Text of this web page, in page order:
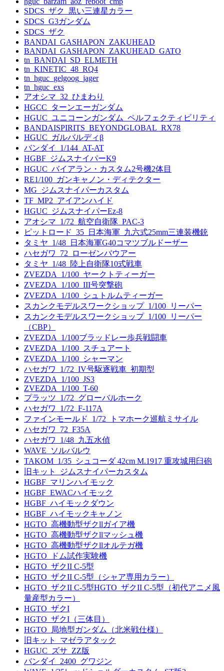
SDCS_ザク_黒い三連星カラー
SDCS_G3ガンダム
SDCS_ザク
BANDAI_GASHAPON_ZAKUHEAD
BANDAI_GASHAPON_ZAKUHEAD_GATO
tn_BANDAI_SD_ELMETH
tn_KINETIC_48_RQ4
tn_hguc_gelgoog_jager
tn_hguc_exs
アオシマ_32_ひまわり
HGCC_ターンエーガンダム
HGUC_ユニコーンガンダム_ペルフェクティビリティ
BANDAISPIRITS_BEYONDGLOBAL_RX78
HGUC_ガルバルディβ
バンダイ_1/144_AT-AT
HGBF_ジムスナイパーK9
HGUC_バイアラン・カスタム2号機2体目
RE1/100_ガンキャノン・ディテクター
MG_ジムスナイパーカスタム
TF_MP2_アイアンハイド
HGUC_ジムスナイパーEz-8
アオシマ_1/72_航空自衛隊_PAC-3
ピットロード_35_日本海軍_九六式25mm三連装機銃
タミヤ_1/48_日本海軍G40コマツブルドーザー
ハセガワ_72_ローゼンバウアー
タミヤ_1/48_陸上自衛隊10式戦車
ZVEZDA_1/100_ヤークトティーガー
ZVEZDA_1/100_III号突撃砲
ZVEZDA_1/100_シュトルムティーガー
スカンクモデルスワークショップ_1/100_リーパー
スカンクモデルスワークショップ_1/100_リーパー
（CBP）
ZVEZDA_1/100ブラッドレー歩兵戦闘車
ZVEZDA_1/100_スチュアート
ZVEZDA_1/100_シャーマン
ハセガワ_1/72_IV号駆逐戦車_初期型
ZVEZDA_1/100_JS3
ZVEZDA_1/100_T-60
プラッツ_1/72_グローバルホーク
ハセガワ_1/72_F-117A
ファインモールド_1/72_トマホーク巡航ミサイル
ハセガワ_72_F35A
ハセガワ_1/48_九五水偵
WAVE_ソルバルウ
TAKOM_1/35_シュコーダ 42cm M.1917 重攻城用臼砲
旧キット_ジムスナイパーカスタム
HGBF_マリンハイモック
HGBF_EWACハイモック
HGBF_ハイモックダウン
HGBF_ハイモックキャノン
HGTO_高機動型ザクllガイア機
HGTO_高機動型ザクllマッシュ機
HGTO_高機動型ザクllオルテガ機
HGTO_ドム試作実験機
HGTO_ザクII C-5型
HGTO_ザクII C-5型（シャア専用カラー）
HGTO_ザクII C-5型HGTO_ザクII C-5型（初代アニメ風
量産型カラー）
HGTO_ザクI
HGTO_ザクI（三体目）
HGTO_局地型ガンダム（北米戦仕様）
旧キット_マゼラアタック
HGUC_ズサ_ZZ版
バンダイ_2400_グワジン